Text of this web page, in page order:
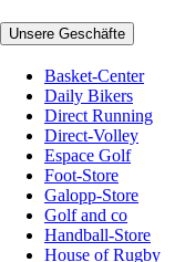
Unsere Geschäfte
Basket-Center
Daily Bikers
Direct Running
Direct-Volley
Espace Golf
Foot-Store
Galopp-Store
Golf and co
Handball-Store
House of Rugby